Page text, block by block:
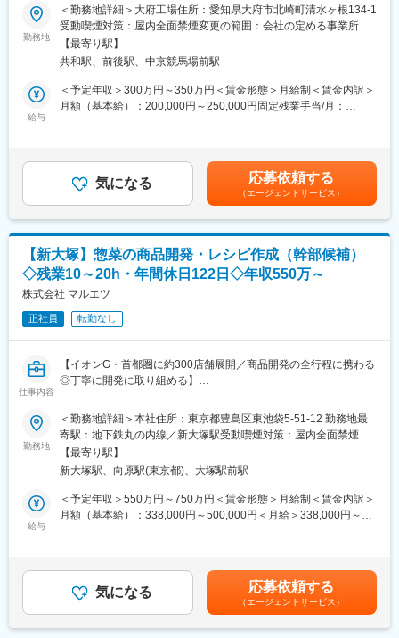
理も会社側でモニタリングし取得漏れを防いでいます。転勤希望
により入社後2回まで変更可能）も設けています。
＜引き続き業績好調！売上300億円超えで成長中＞
福岡県行橋市で小売店としてスタートして約80年余り、長年にわ
アやディスカウントストア内惣菜コーナーのテナント店舗運営を
行う規模になりました。そんな株式会社MHホールディングスでは
株式会社ＭＨホールディングス雇用、入社後「株式会社MHフーズ
（本社：福岡県糟屋郡新宮町下府2丁目12番24号、事業／食品製
変更の範囲：会社の定める業務
■求人の特徴：
・マニュアル完備＆複数名体制で、未経験スタートでも安心！
・オールハーツ・カンパニーでは「頑張ろう」という熱意のある
方のご応募をお待ちしております♪
・キャリアパスも豊富にございますので、将来はリーダーとして
活躍したい！という方にも最適です♪
食品工場スタッフを募集します。単なる作業者ではなく、将来は
リーダー・工程管理・人材育成なども担える人材としての成長を
ご入社後は、パン生地の製造ラインにおける、オペレーター業務
を中心にお任せします。大型設備を導入し、働きやすさ・生産性
が年々向上している工場です。
・パン生地製造ラインでのオペレーション業務
・設備操作、工程管理
・製造品質のチェック
・チーム内での連携・フォロー
※経験・適性に応じて、以下にも挑戦可能
・ラインの簡単なまとめ役
・生産効率・品質改善への関与
＜キャリアパス＞
（一例）
造×マネジメントのキャリアを築けます。
■工場の特徴：
・「マジカルチョコリング」「クロワッサン」などの冷凍生地製
勤務地
＜勤務地詳細＞大府工場住所：愛知県大府市北崎町清水ヶ根134-1
受動喫煙対策：屋内全面禁煙変更の範囲：会社の定める事業所
【最寄り駅】
共和駅、前後駅、中京競馬場前駅
給与
＜予定年収＞300万円～350万円＜賃金形態＞月給制＜賃金内訳＞
月額（基本給）：200,000円～250,000円固定残業手当/月：
験・能力を考慮の上、前後する可能性がございます■昇給：年1回
（確実に昇給するのは年1回）■賞与：年2回（6月・12月）※入社1
年を経過した方が対象賃金はあくまでも目安の金額であり、選考
を通じて上下する可能性があります。月給(月額)は固定手当を含め
た表記です。
気になる 応募依頼する
（エージェントサービス）
【新大塚】惣菜の商品開発・レシピ作成（幹部候補）
◇残業10～20h・年間休日122日◇年収550万～
株式会社 マルエツ
正社員 転勤なし
仕事内容
【イオンG・首都圏に約300店舗展開／商品開発の全行程に携わる
◎丁寧に開発に取り組める】
首都圏を中心に展開するスーパーマーケット「マルエツ」のデリ
カテッセン（惣菜）商品の仕入れ・商品開発業務をお任せしま
す。
株式会社マルエツへ入社後、グループの商品開発機能を担う
USMH株式会社（共同持株会社／東京都千代田区神田駿河台）へ
出向となります。
・レシピ及び必要書類の作成、登録
・販売計画及び販促施策の立案
勤務地
＜勤務地詳細＞本社住所：東京都豊島区東池袋5-51-12 勤務地最
寄駅：地下鉄丸の内線／新大塚駅受動喫煙対策：屋内全面禁煙変
更の範囲：会社の定める事業所（リモートワーク含む）
【最寄り駅】
新大塚駅、向原駅(東京都)、大塚駅前駅
給与
＜予定年収＞550万円～750万円＜賃金形態＞月給制＜賃金内訳＞
月額（基本給）：338,000円～500,000円＜月給＞338,000円～
は固定手当を含めた表記です。
気になる 応募依頼する
（エージェントサービス）